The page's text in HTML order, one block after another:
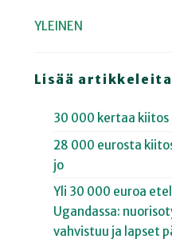
YLEINEN
Lisää
30 000 kertaa kiitos
28 000 eurosta
jo
Yli 30 000 euroa
Ugandassa:
vahvistuu ja lapset